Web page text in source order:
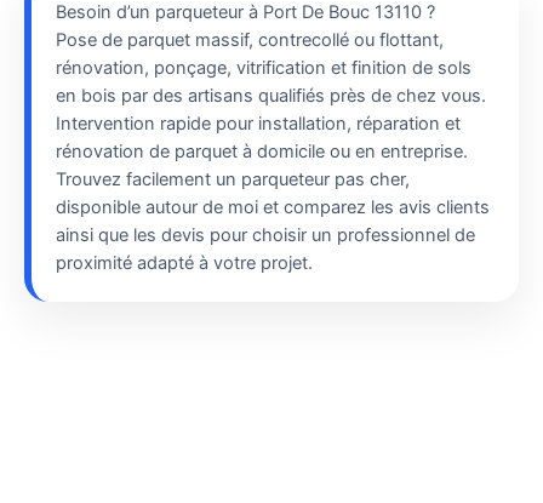
Besoin d’un parqueteur à Port De Bouc 13110 ?
Pose de parquet massif, contrecollé ou flottant,
rénovation, ponçage, vitrification et finition de sols
en bois par des artisans qualifiés près de chez vous.
Intervention rapide pour installation, réparation et
rénovation de parquet à domicile ou en entreprise.
Trouvez facilement un parqueteur pas cher,
disponible autour de moi et comparez les avis clients
ainsi que les devis pour choisir un professionnel de
proximité adapté à votre projet.